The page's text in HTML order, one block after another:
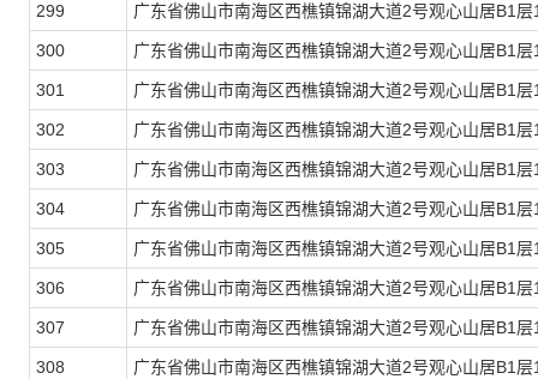
299 广东省佛山市南海区西樵镇锦湖大道2号观心山居B1层
300 广东省佛山市南海区西樵镇锦湖大道2号观心山居B1层
301 广东省佛山市南海区西樵镇锦湖大道2号观心山居B1层
302 广东省佛山市南海区西樵镇锦湖大道2号观心山居B1层
303 广东省佛山市南海区西樵镇锦湖大道2号观心山居B1层
304 广东省佛山市南海区西樵镇锦湖大道2号观心山居B1层
305 广东省佛山市南海区西樵镇锦湖大道2号观心山居B1层
306 广东省佛山市南海区西樵镇锦湖大道2号观心山居B1层
307 广东省佛山市南海区西樵镇锦湖大道2号观心山居B1层
308 广东省佛山市南海区西樵镇锦湖大道2号观心山居B1层